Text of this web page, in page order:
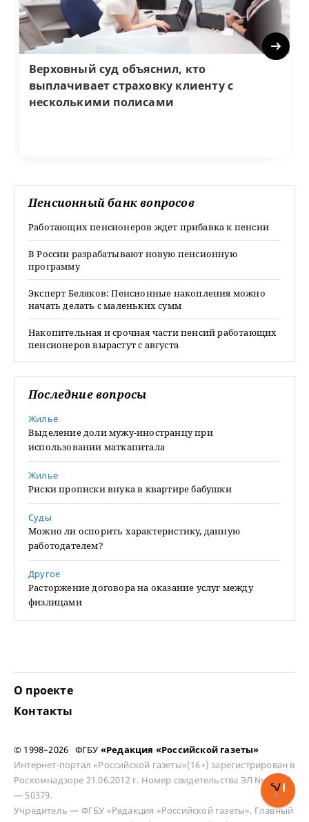
Верховный суд объяснил, кто
выплачивает страховку клиенту с
несколькими полисами
Next
Пенсионный банк вопросов
Работающих пенсионеров ждет прибавка к пенсии
В России разрабатывают новую пенсионную
программу
Эксперт Беляков: Пенсионные накопления можно
начать делать с маленьких сумм
Накопительная и срочная части пенсий работающих
пенсионеров вырастут с августа
Последние вопросы
Жилье
Выделение доли мужу-иностранцу при
использовании маткапитала
Жилье
Риски прописки внука в квартире бабушки
Суды
Можно ли оспорить характеристику, данную
работодателем?
Другое
Расторжение договора на оказание услуг между
физлицами
О проекте
Контакты
© 1998–2026 ФГБУ «Редакция «Российской газеты»
Интернет-портал «Российской газеты»(16+) зарегистрирован в
Роскомнадзоре 21.06.2012 г. Номер свидетельства ЭЛ № ФС 77
— 50379.
Учредитель — ФГБУ «Редакция «Российской газеты». Главный